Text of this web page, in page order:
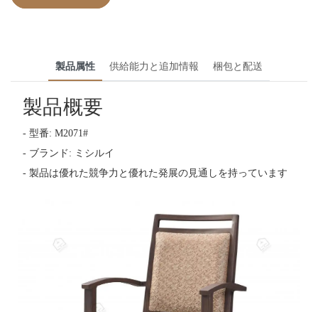
製品属性 供給能力と追加情報 梱包と配送
製品概要
- 型番: M2071#
- ブランド: ミシルイ
- 製品は優れた競争力と優れた発展の見通しを持っています